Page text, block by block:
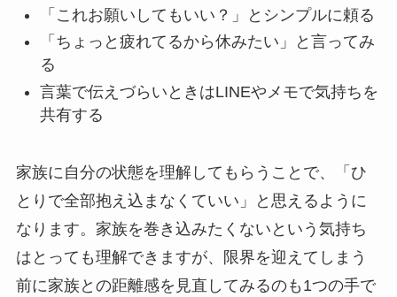
「これお願いしてもいい？」とシンプルに頼る
「ちょっと疲れてるから休みたい」と言ってみ
る
言葉で伝えづらいときはLINEやメモで気持ちを
共有する
家族に自分の状態を理解してもらうことで、「ひ
とりで全部抱え込まなくていい」と思えるように
なります。家族を巻き込みたくないという気持ち
はとっても理解できますが、限界を迎えてしまう
前に家族との距離感を見直してみるのも1つの手で